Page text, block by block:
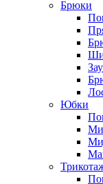
Брюки
Юбки